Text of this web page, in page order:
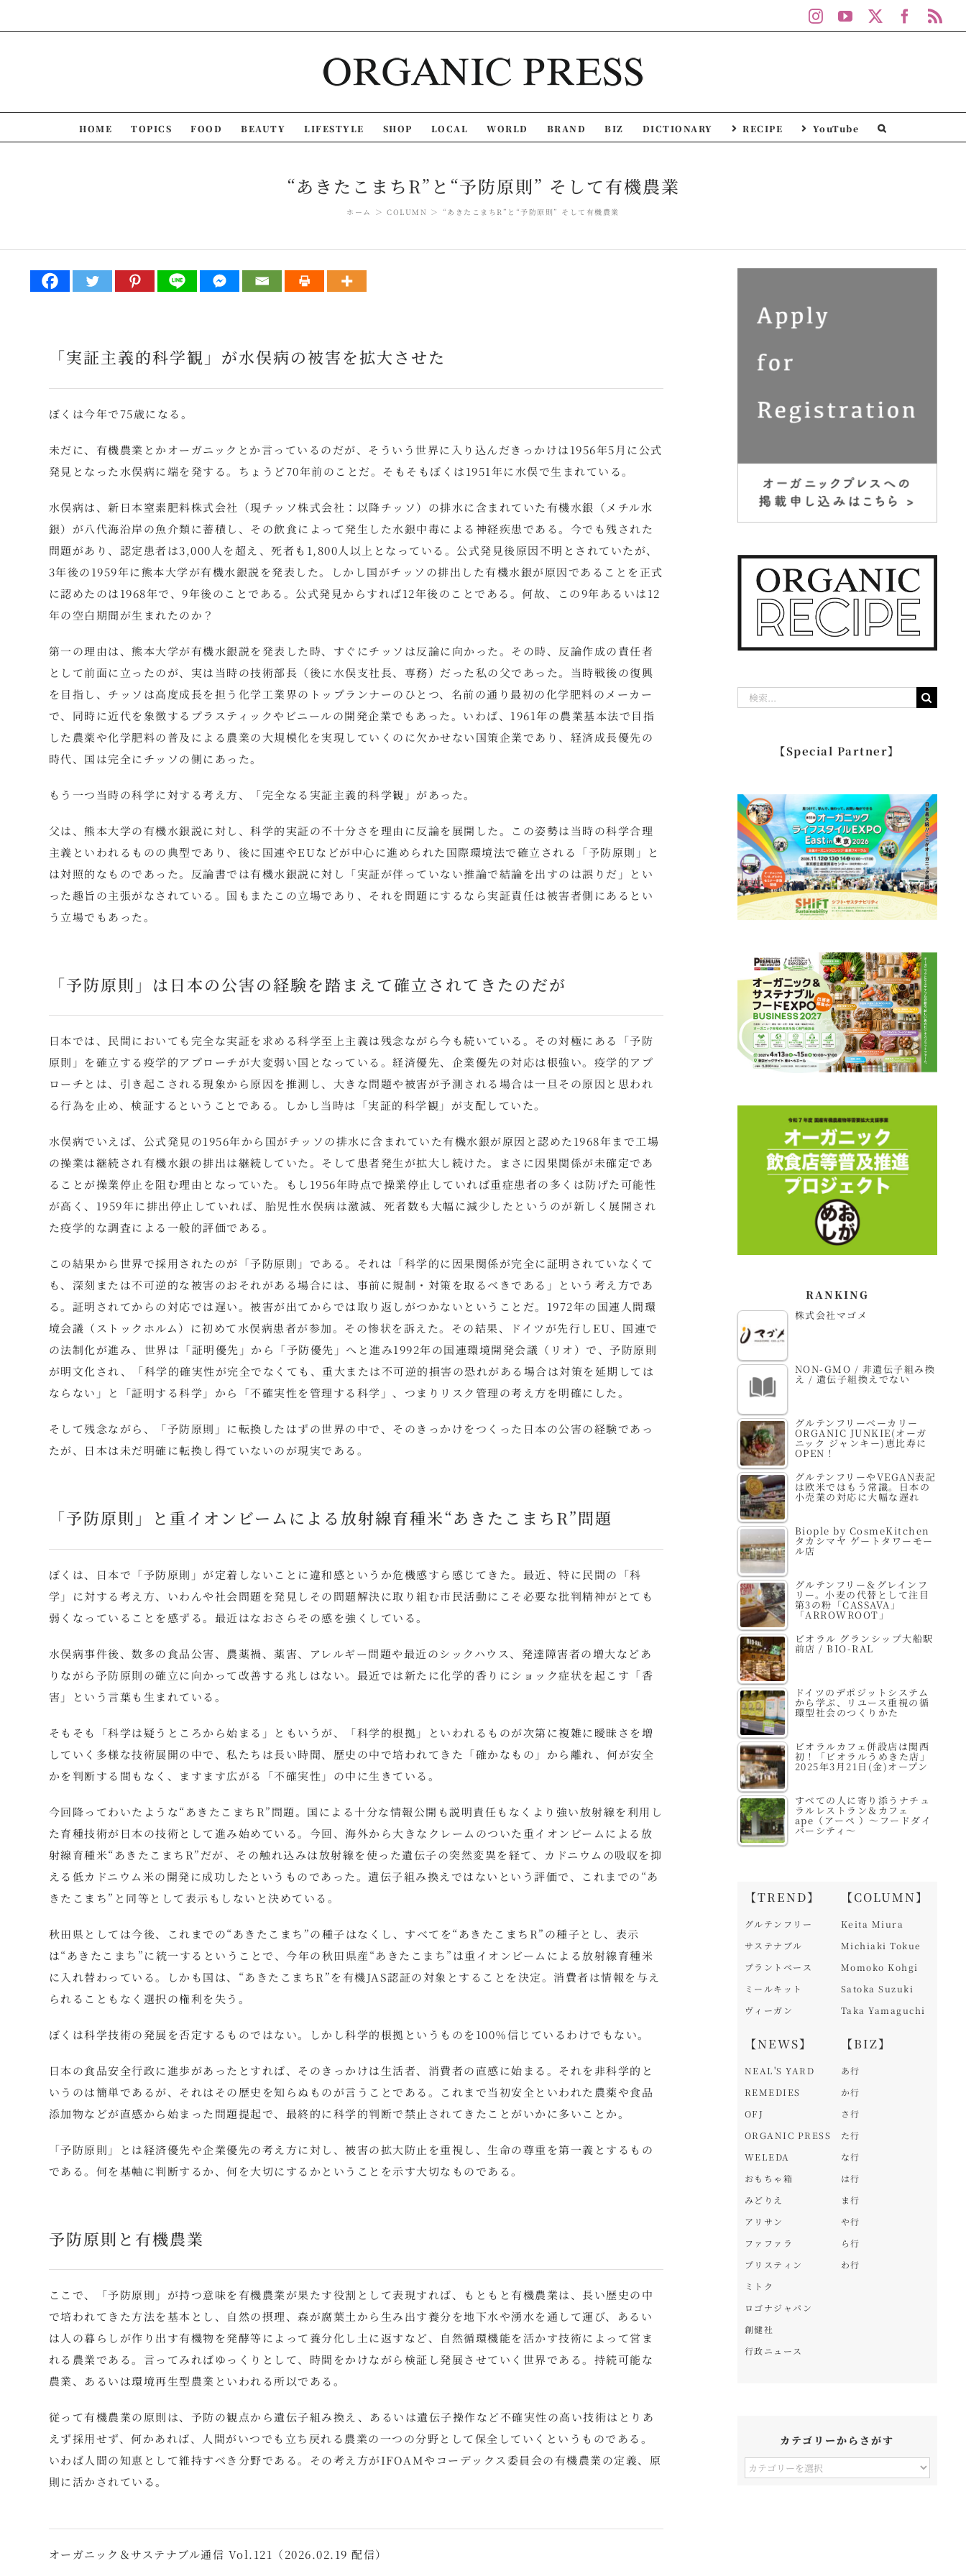
to
InstagramYouTube
HOME TOPICS FOOD BEAUTY LIFESTYLE SHOP LOCAL WORLD BRAND BIZ DICTIONARY RECIPE YouTube
“あきたこまちR”と“予防原則” そして有機農業
ホーム COLUMN “あきたこまちR”と“予防原則” そして有機農業
「実証主義的科学観」が水俣病の被害を拡大させた
ぼくは今年で75歳になる。
未だに、有機農業とかオーガニックとか言っているのだが、そういう世界に入り込んだきっかけは1956年5月に公式
発見となった水俣病に端を発する。ちょうど70年前のことだ。そもそもぼくは1951年に水俣で生まれている。
水俣病は、新日本窒素肥料株式会社（現チッソ株式会社：以降チッソ）の排水に含まれていた有機水銀（メチル水
銀）が八代海沿岸の魚介類に蓄積し、その飲食によって発生した水銀中毒による神経疾患である。今でも残された
問題があり、認定患者は3,000人を超え、死者も1,800人以上となっている。公式発見後原因不明とされていたが、
3年後の1959年に熊本大学が有機水銀説を発表した。しかし国がチッソの排出した有機水銀が原因であることを正式
に認めたのは1968年で、9年後のことである。公式発見からすれば12年後のことである。何故、この9年あるいは12
年の空白期間が生まれたのか？
第一の理由は、熊本大学が有機水銀説を発表した時、すぐにチッソは反論に向かった。その時、反論作成の責任者
として前面に立ったのが、実は当時の技術部長（後に水俣支社長、専務）だった私の父であった。当時戦後の復興
を目指し、チッソは高度成長を担う化学工業界のトップランナーのひとつ、名前の通り最初の化学肥料のメーカー
で、同時に近代を象徴するプラスティックやビニールの開発企業でもあった。いわば、1961年の農業基本法で目指
した農薬や化学肥料の普及による農業の大規模化を実現していくのに欠かせない国策企業であり、経済成長優先の
時代、国は完全にチッソの側にあった。
もう一つ当時の科学に対する考え方、「完全なる実証主義的科学観」があった。
父は、熊本大学の有機水銀説に対し、科学的実証の不十分さを理由に反論を展開した。この姿勢は当時の科学合理
主義といわれるものの典型であり、後に国連やEUなどが中心に進められた国際環境法で確立される「予防原則」と
は対照的なものであった。反論書では有機水銀説に対し「実証が伴っていない推論で結論を出すのは誤りだ」とい
った趣旨の主張がなされている。国もまたこの立場であり、それを問題にするなら実証責任は被害者側にあるとい
う立場でもあった。
「予防原則」は日本の公害の経験を踏まえて確立されてきたのだが
日本では、民間においても完全な実証を求める科学至上主義は残念ながら今も続いている。その対極にある「予防
原則」を確立する疫学的アプローチが大変弱い国となっている。経済優先、企業優先の対応は根強い。疫学的アプ
ローチとは、引き起こされる現象から原因を推測し、大きな問題や被害が予測される場合は一旦その原因と思われ
る行為を止め、検証するということである。しかし当時は「実証的科学観」が支配していた。
水俣病でいえば、公式発見の1956年から国がチッソの排水に含まれていた有機水銀が原因と認めた1968年まで工場
の操業は継続され有機水銀の排出は継続していた。そして患者発生が拡大し続けた。まさに因果関係が未確定であ
ることが操業停止を阻む理由となっていた。もし1956年時点で操業停止していれば重症患者の多くは防げた可能性
が高く、1959年に排出停止していれば、胎児性水俣病は激減、死者数も大幅に減少したというのが新しく展開され
た疫学的な調査による一般的評価である。
この結果から世界で採用されたのが「予防原則」である。それは「科学的に因果関係が完全に証明されていなくて
も、深刻または不可逆的な被害のおそれがある場合には、事前に規制・対策を取るべきである」という考え方であ
る。証明されてからの対応では遅い。被害が出てからでは取り返しがつかないということだ。1972年の国連人間環
境会議（ストックホルム）に初めて水俣病患者が参加。その惨状を訴えた。その結果、ドイツが先行しEU、国連で
の法制化が進み、世界は「証明優先」から「予防優先」へと進み1992年の国連環境開発会議（リオ）で、予防原則
が明文化され、「科学的確実性が完全でなくても、重大または不可逆的損害の恐れがある場合は対策を延期しては
ならない」と「証明する科学」から「不確実性を管理する科学」、つまりリスク管理の考え方を明確にした。
そして残念ながら、「予防原則」に転換したはずの世界の中で、そのきっかけをつくった日本の公害の経験であっ
たが、日本は未だ明確に転換し得ていないのが現実である。
「予防原則」と重イオンビームによる放射線育種米“あきたこまちR”問題
ぼくは、日本で「予防原則」が定着しないことに違和感というか危機感すら感じてきた。最近、特に民間の「科
学」に対する考え方、いわんや社会問題を発見しその問題解決に取り組む市民活動にこそ必要な批判精神がとても
弱くなっていることを感ずる。最近はなおさらその感を強くしている。
水俣病事件後、数多の食品公害、農薬禍、薬害、アレルギー問題や最近のシックハウス、発達障害者の増大などあ
りながら予防原則の確立に向かって改善する兆しはない。最近では新たに化学的香りにショック症状を起こす「香
害」という言葉も生まれている。
そもそも「科学は疑うところから始まる」ともいうが、「科学的根拠」といわれるものが次第に複雑に曖昧さを増
していく多様な技術展開の中で、私たちは長い時間、歴史の中で培われてきた「確かなもの」から離れ、何が安全
かを判断する間もなく、ますます広がる「不確実性」の中に生きている。
今回降ってわいたような“あきたこまちR”問題。国による十分な情報公開も説明責任もなくより強い放射線を利用し
た育種技術が日本の技術として進み始めている。今回、海外から大きなクレームのついた重イオンビームによる放
射線育種米“あきたこまちR”だが、その触れ込みは放射線を使った遺伝子の突然変異を経て、カドニウムの吸収を抑
える低カドニウム米の開発に成功したというものであった。遺伝子組み換えではないという評価で、これまでの“あ
きたこまち”と同等として表示もしないと決めている。
秋田県としては今後、これまでの“あきたこまち”の種子はなくし、すべてを“あきたこまちR”の種子とし、表示
は“あきたこまち”に統一するということで、今年の秋田県産“あきたこまち”は重イオンビームによる放射線育種米
に入れ替わっている。しかも国は、“あきたこまちR”を有機JAS認証の対象とすることを決定。消費者は情報を与え
られることもなく選択の権利を失う。
ぼくは科学技術の発展を否定するものではない。しかし科学的根拠というものを100％信じているわけでもない。
日本の食品安全行政に進歩があったとすれば、そのきっかけは生活者、消費者の直感に始まる。それを非科学的と
いうのは簡単であるが、それはその歴史を知らぬものが言うことである。これまで当初安全といわれた農薬や食品
添加物などが直感から始まった問題提起で、最終的に科学的判断で禁止されてきたことがいかに多いことか。
「予防原則」とは経済優先や企業優先の考え方に対し、被害の拡大防止を重視し、生命の尊重を第一義とするもの
である。何を基軸に判断するか、何を大切にするかということを示す大切なものである。
予防原則と有機農業
ここで、「予防原則」が持つ意味を有機農業が果たす役割として表現すれば、もともと有機農業は、長い歴史の中
で培われてきた方法を基本とし、自然の摂理、森が腐葉土から生み出す養分を地下水や湧水を通して運び、あるい
は人の暮らしが作り出す有機物を発酵等によって養分化し土に返すなど、自然循環機能を活かす技術によって営ま
れる農業である。言ってみればゆっくりとして、時間をかけながら検証し発展させていく世界である。持続可能な
農業、あるいは環境再生型農業といわれる所以である。
従って有機農業の原則は、予防の観点から遺伝子組み換え、あるいは遺伝子操作など不確実性の高い技術はとりあ
えず採用せず、何かあれば、人間がいつでも立ち戻れる農業の一つの分野として保全していくというものである。
いわば人間の知恵として維持すべき分野である。その考え方がIFOAMやコーデックス委員会の有機農業の定義、原
則に活かされている。
オーガニック＆サステナブル通信 Vol.121（2026.02.19 配信）
【Special Partner】
RANKING
株式会社マゴメ
NON-GMO / 非遺伝子組み換
え / 遺伝子組換えでない
グルテンフリーベーカリー
ORGANIC JUNKIE(オーガ
ニック ジャンキー)恵比寿に
OPEN！
グルテンフリーやVEGAN表記
は欧米ではもう常識。日本の
小売業の対応に大幅な遅れ
Biople by CosmeKitchen
タカシマヤ ゲートタワーモー
ル店
グルテンフリー＆グレインフ
リー。小麦の代替として注目
第3の粉「CASSAVA」
「ARROWROOT」
ビオラル グランシップ大船駅
前店 / BIO-RAL
ドイツのデポジットシステム
から学ぶ、リユース重視の循
環型社会のつくりかた
ビオラルカフェ併設店は関西
初！「ビオラルうめきた店」
2025年3月21日(金)オープン
すべての人に寄り添うナチュ
ラルレストラン＆カフェ
ape（アーペ ）～フードダイ
バーシティ～
【TREND】
グルテンフリー
サステナブル
プラントベース
ミールキット
ヴィーガン
【NEWS】
NEAL'S YARD
REMEDIES
OFJ
ORGANIC PRESS
WELEDA
おもちゃ箱
みどりえ
アリサン
ファファラ
プリスティン
ミトク
ロゴナジャパン
創健社
行政ニュース
【COLUMN】
Keita Miura
Michiaki Tokue
Momoko Kohgi
Satoka Suzuki
Taka Yamaguchi
【BIZ】
あ行
か行
さ行
た行
な行
は行
ま行
や行
ら行
わ行
カテゴリーからさがす
カ